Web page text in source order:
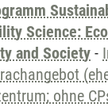
Science:
and Society -
ohne